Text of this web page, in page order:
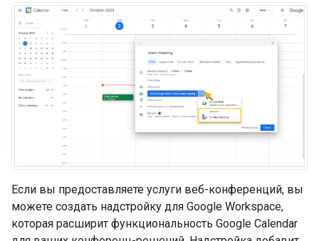
Если вы предоставляете услуги веб-конференций, вы
можете создать надстройку для Google Workspace,
которая расширит функциональность Google Calendar